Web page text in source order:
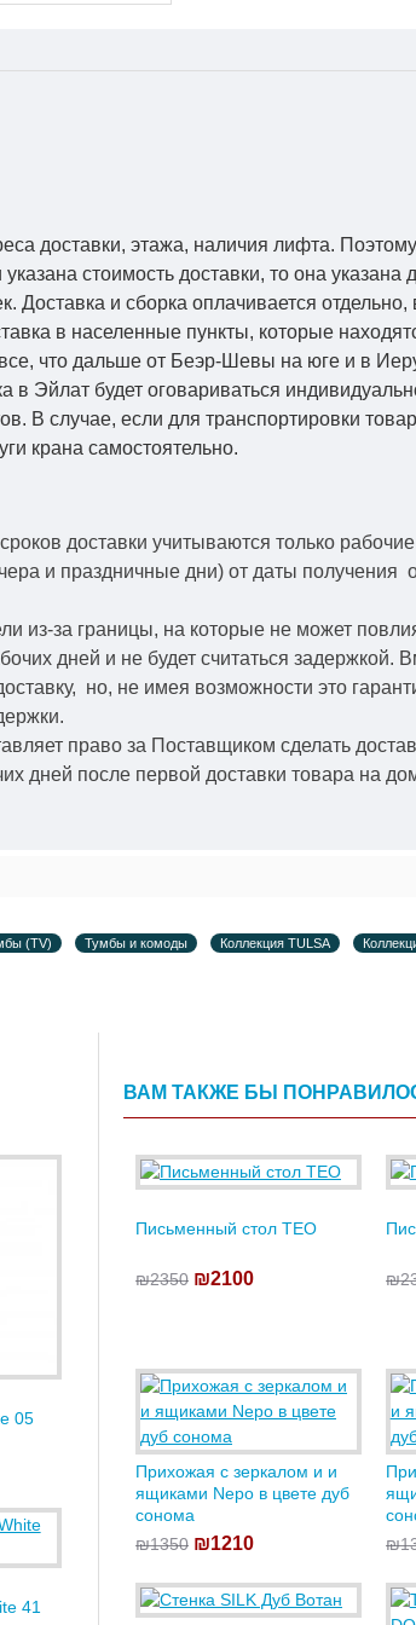
доставки, этажа, наличия лифта.
стоимость доставки, то она указана
и сборка оплачивается отдельно,
в населенные пункты, которые
что дальше от Беэр-Шевы на юге и в
в Эйлат будет оговариваться
В случае, если для транспортировки
крана самостоятельно.
доставки учитываются только
и праздничные дни) от даты получения
из-за границы, на которые не может
дней и не будет считаться задержкой.
но, не имея возможности это
право за Поставщиком сделать
дней после первой доставки товара на
(TV) Тумбы и комоды Коллекция TULSA
05
41
ВАМ ТАКЖЕ БЫ
Письменный стол TEO
₪2350 ₪2100
Прихожая с зеркалом и и
ящиками Nepo в цвете дуб
сонома
₪1350 ₪1210